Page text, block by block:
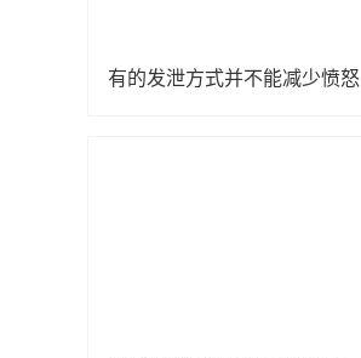
有的发泄方式并不能减少愤怒